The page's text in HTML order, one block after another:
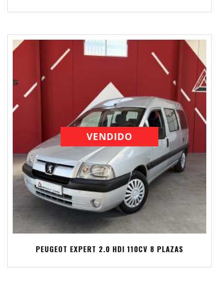
VENDIDO
PEUGEOT EXPERT 2.0 HDI 110CV 8 PLAZAS